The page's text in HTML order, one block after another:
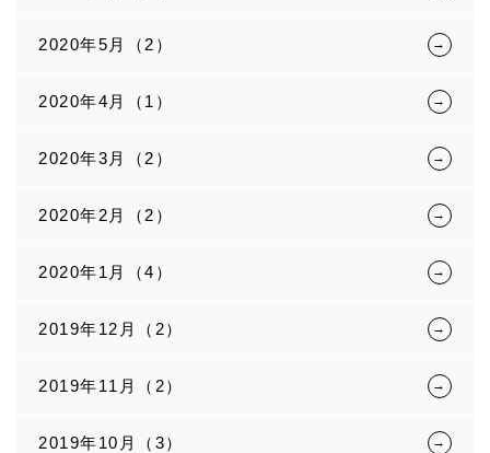
2020年5月（2）
2020年4月（1）
2020年3月（2）
2020年2月（2）
2020年1月（4）
2019年12月（2）
2019年11月（2）
2019年10月（3）